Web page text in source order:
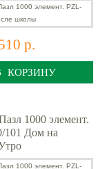
р.
КОРЗИНУ
1000 элемент.
101 Дом на